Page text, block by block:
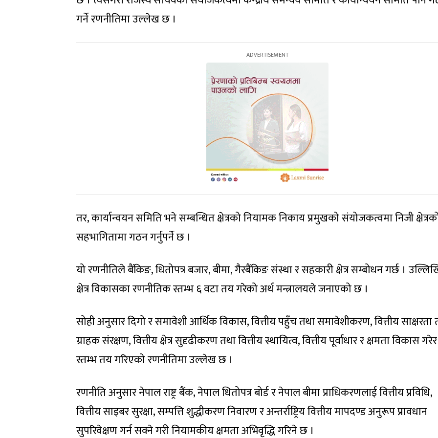
गर्ने रणनीतिमा उल्लेख छ ।
तर, कार्यान्वयन समिति भने सम्बन्धित क्षेत्रको नियामक निकाय प्रमुखको संयोजकत्वमा निजी
सहभागितामा गठन गर्नुपर्ने छ ।
यो रणनीतिले बैंकिङ, धितोपत्र बजार, बीमा, गैरबैंकिङ संस्था र सहकारी क्षेत्र सम्बोधन गर्छ ।
क्षेत्र विकासका रणनीतिक स्तम्भ ६ वटा तय गरेको अर्थ मन्त्रालयले जनाएको छ ।
सोही अनुसार दिगो र समावेशी आर्थिक विकास, वित्तीय पहुँच तथा समावेशीकरण, वित्तीय साक्षरता
ग्राहक संरक्षण, वित्तीय क्षेत्र सुदृढीकरण तथा वित्तीय स्थायित्व, वित्तीय पूर्वाधार र क्षमता विकास गरेर
स्तम्भ तय गरिएको रणनीतिमा उल्लेख छ ।
रणनीति अनुसार नेपाल राष्ट्र बैंक, नेपाल धितोपत्र बोर्ड र नेपाल बीमा प्राधिकरणलाई वित्तीय प्रविधि,
वित्तीय साइबर सुरक्षा, सम्पत्ति शुद्धीकरण निवारण र अन्तर्राष्ट्रिय वित्तीय मापदण्ड अनुरूप प्रावधान
सुपरिवेक्षण गर्न सक्ने गरी नियामकीय क्षमता अभिवृद्धि गरिने छ ।